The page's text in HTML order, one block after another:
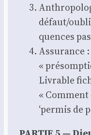
défaut/
quences
Assu­rance
«
Livrable
«
‘per­mis de